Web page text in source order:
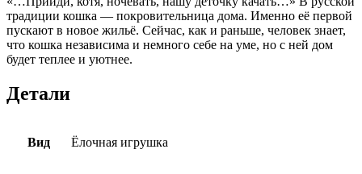
традиции кошка — покровительница дома. Именно её первой
пускают в новое жильё. Сейчас, как и раньше, человек знает,
что кошка независима и немного себе на уме, но с ней дом
будет теплее и уютнее.
Детали
Вид Ёлочная игрушка